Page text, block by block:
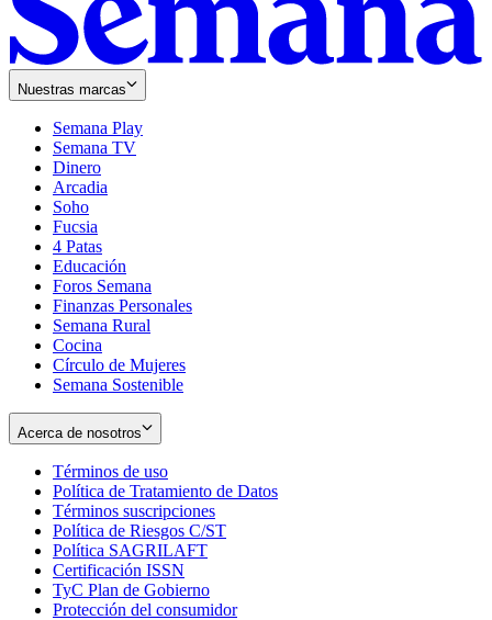
Nuestras marcas
Semana Play
Semana TV
Dinero
Arcadia
Soho
in
new
window
Fucsia
in
new
window
4 Patas
Educación
Foros Semana
Finanzas Personales
Semana Rural
Cocina
Círculo de Mujeres
Semana Sostenible
Acerca de nosotros
Términos de uso
in
new
window
Política de Tratamiento de Datos
Términos suscripciones
in
Política de Riesgos C/ST
Política SAGRILAFT
new
window
Certificación ISSN
in
new
TyC Plan de Gobierno
in
Protección del consumidorOpens